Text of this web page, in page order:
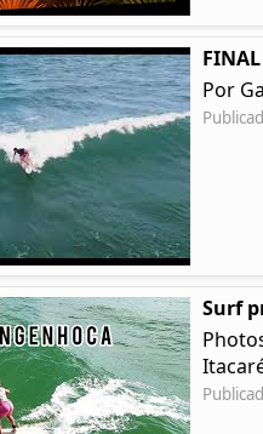
Por
Surf